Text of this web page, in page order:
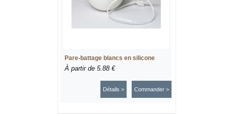
Pare-battage blancs en silicone
À partir de 5.88 €
Commander >
Détails >